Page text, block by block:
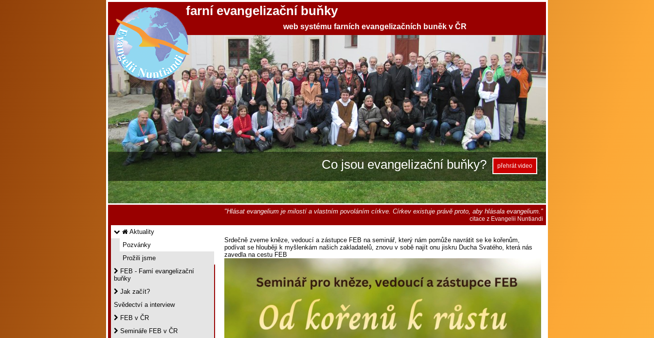
farní evangelizační buňky
web systému farních evangelizačních buněk v ČR
Co jsou evangelizační buňky? přehrát video
"Hlásat evangelium je milostí a vlastním povoláním církve. Církev existuje právě proto, aby hlásala evangelium."
citace z Evangelii Nuntiandi
Aktuality
Pozvánky
Prožili jsme
FEB - Farní evangelizační
buňky
Jak začít?
Svědectví a interview
FEB v ČR
Semináře FEB v ČR
Srdečně zveme kněze, vedoucí a zástupce FEB na seminář, který nám pomůže navrátit se ke kořenům,
podívat se hlouběji k myšlenkám našich zakladatelů, znovu v sobě najít onu jiskru Ducha Svatého, která nás
zavedla na cestu FEB